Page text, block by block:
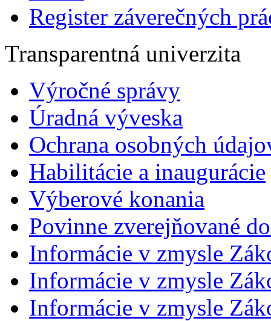
Register záverečných
Transparentná univerzita
Výročné správy
Úradná výveska
Ochrana osobných
Habilitácie a inaugurácie
Výberové konania
Povinne zverejňované
Informácie v zmysle
Informácie v zmysle
Informácie v zmysle